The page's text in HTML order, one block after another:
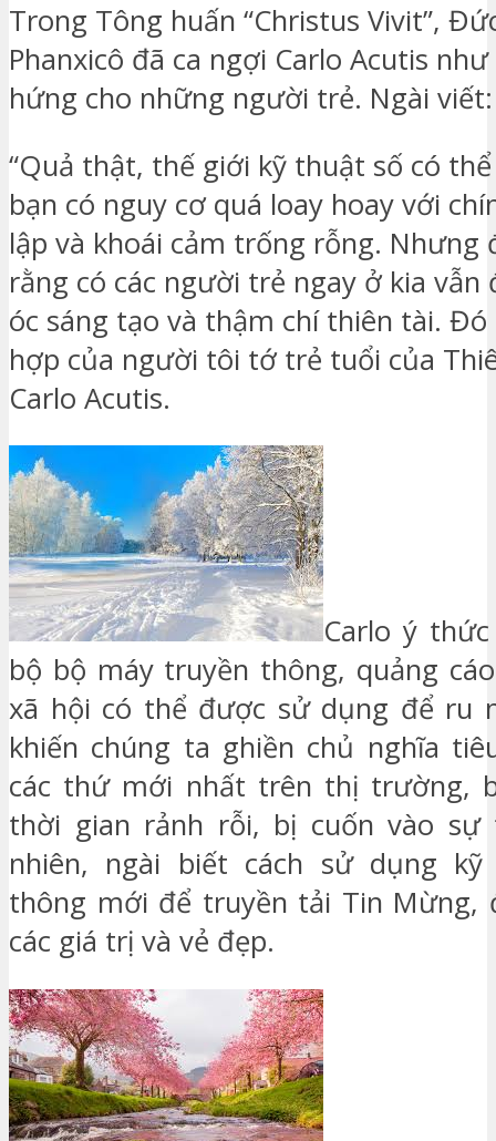
Trong Tông huấn “Christus Vivit”,
Phanxicô đã ca ngợi Carlo Acutis
hứng cho những người trẻ. Ngài viết:
“Quả thật, thế giới kỹ thuật số có
bạn có nguy cơ quá loay hoay với
lập và khoái cảm trống rỗng. Nhưng
rằng có các người trẻ ngay ở kia vẫn
óc sáng tạo và thậm chí thiên tài.
hợp của người tôi tớ trẻ tuổi của
Carlo Acutis.
Carlo ý
bộ bộ máy truyền thông, quảng
xã hội có thể được sử dụng để ru
khiến chúng ta ghiền chủ nghĩa
các thứ mới nhất trên thị trường,
thời gian rảnh rỗi, bị cuốn vào sự
nhiên, ngài biết cách sử dụng
thông mới để truyền tải Tin Mừng,
các giá trị và vẻ đẹp.